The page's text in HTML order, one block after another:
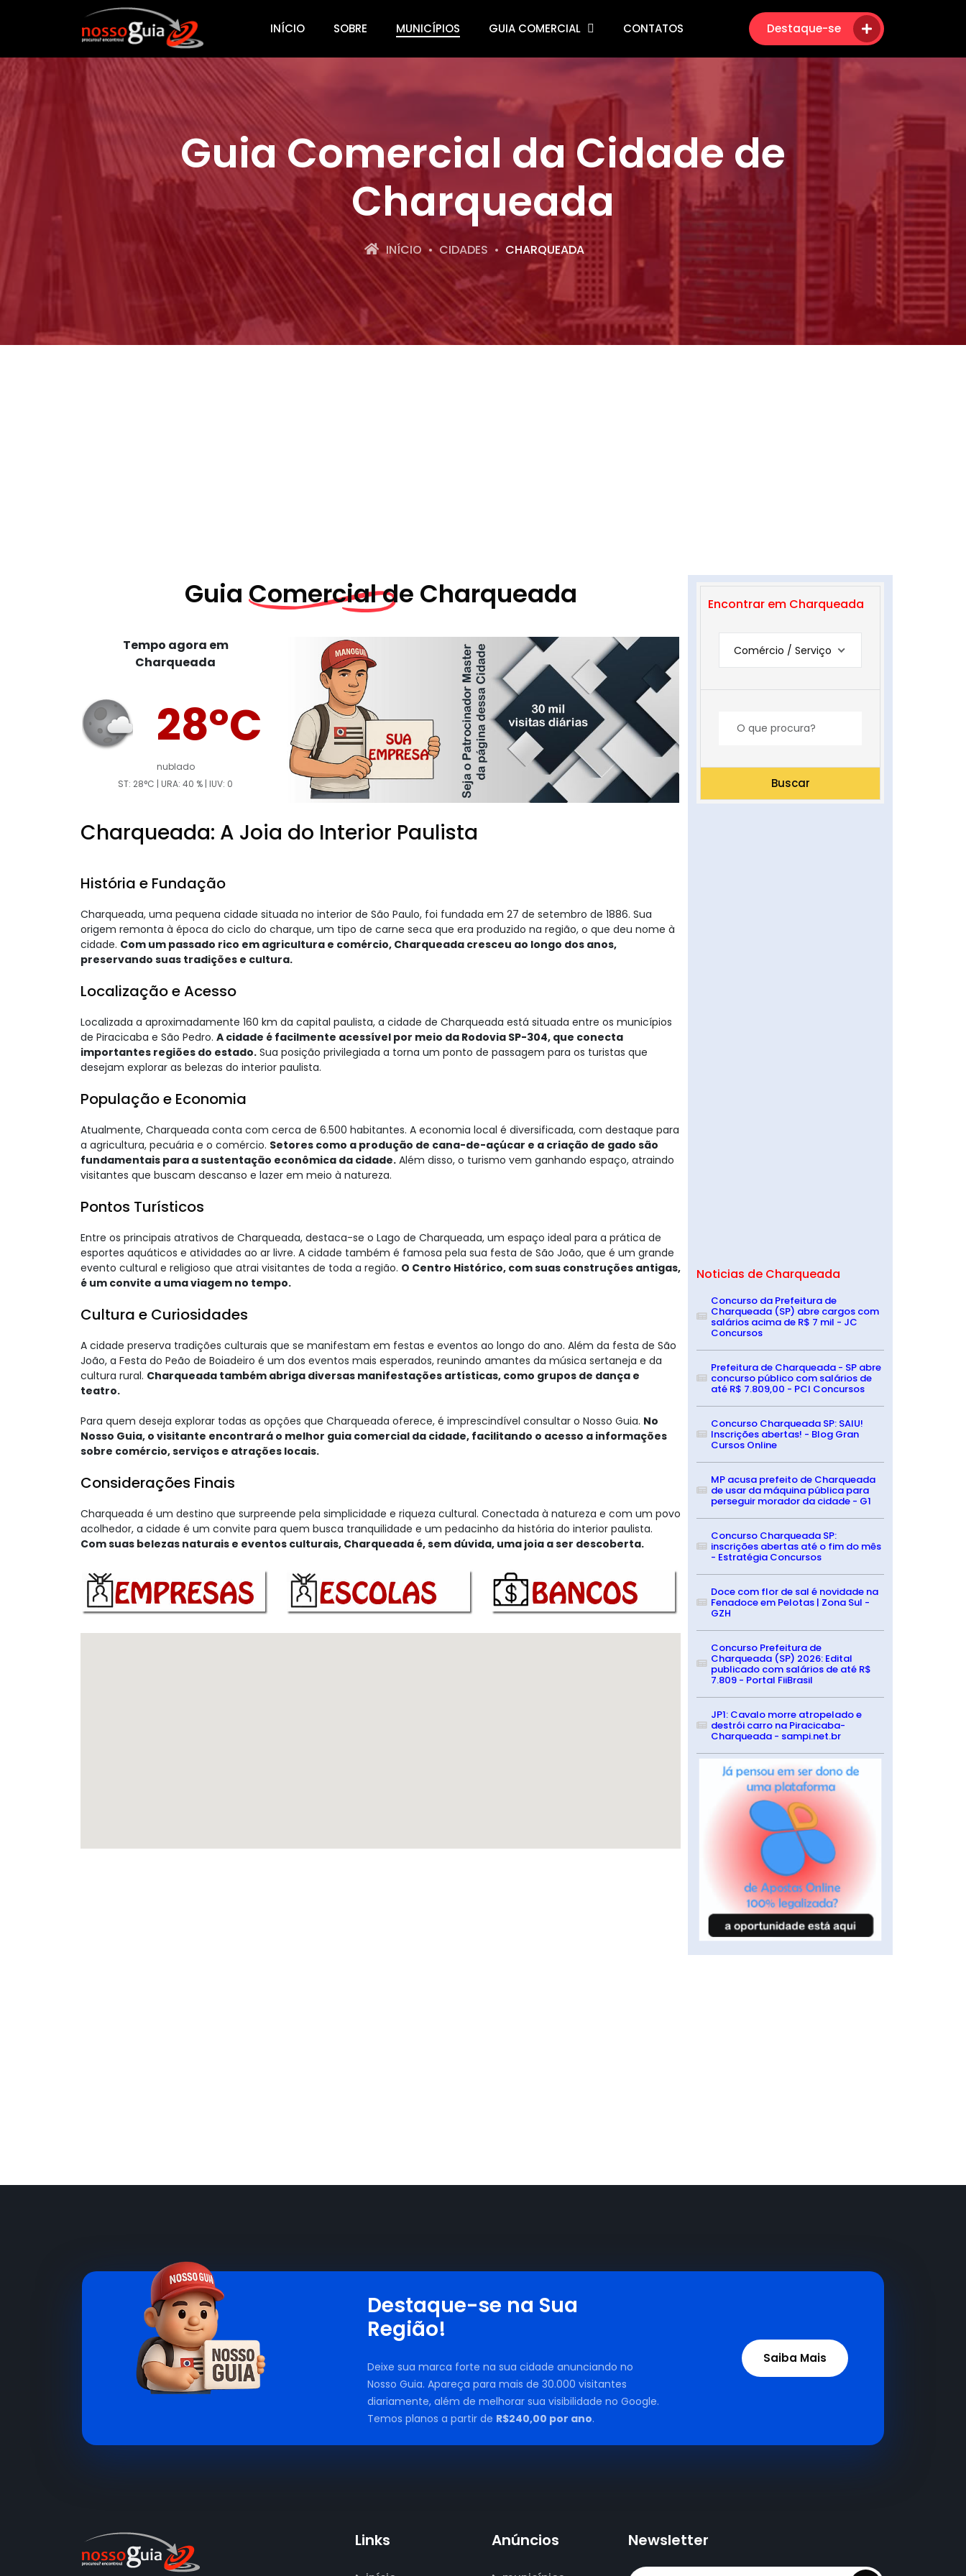
INÍCIO SOBRE MUNICÍPIOS GUIA COMERCIAL CONTATOS Destaque-se
Guia Comercial da Cidade de
Charqueada
INÍCIO CIDADES CHARQUEADA
Guia Comercial de Charqueada
Tempo agora em
Charqueada
28°C
nublado
ST: 28°C | URA: 40 % | IUV: 0
Charqueada: A Joia do Interior Paulista
História e Fundação
Charqueada, uma pequena cidade situada no interior de São Paulo, foi fundada em 27 de setembro de 1886. Sua
origem remonta à época do ciclo do charque, um tipo de carne seca que era produzido na região, o que deu nome à
cidade. Com um passado rico em agricultura e comércio, Charqueada cresceu ao longo dos anos,
preservando suas tradições e cultura.
Localização e Acesso
Localizada a aproximadamente 160 km da capital paulista, a cidade de Charqueada está situada entre os municípios
de Piracicaba e São Pedro. A cidade é facilmente acessível por meio da Rodovia SP-304, que conecta
importantes regiões do estado. Sua posição privilegiada a torna um ponto de passagem para os turistas que
desejam explorar as belezas do interior paulista.
População e Economia
Atualmente, Charqueada conta com cerca de 6.500 habitantes. A economia local é diversificada, com destaque para
a agricultura, pecuária e o comércio. Setores como a produção de cana-de-açúcar e a criação de gado são
fundamentais para a sustentação econômica da cidade. Além disso, o turismo vem ganhando espaço, atraindo
visitantes que buscam descanso e lazer em meio à natureza.
Pontos Turísticos
Entre os principais atrativos de Charqueada, destaca-se o Lago de Charqueada, um espaço ideal para a prática de
esportes aquáticos e atividades ao ar livre. A cidade também é famosa pela sua festa de São João, que é um grande
evento cultural e religioso que atrai visitantes de toda a região. O Centro Histórico, com suas construções antigas,
é um convite a uma viagem no tempo.
Cultura e Curiosidades
A cidade preserva tradições culturais que se manifestam em festas e eventos ao longo do ano. Além da festa de São
João, a Festa do Peão de Boiadeiro é um dos eventos mais esperados, reunindo amantes da música sertaneja e da
cultura rural. Charqueada também abriga diversas manifestações artísticas, como grupos de dança e
teatro.
Para quem deseja explorar todas as opções que Charqueada oferece, é imprescindível consultar o Nosso Guia. No
Nosso Guia, o visitante encontrará o melhor guia comercial da cidade, facilitando o acesso a informações
sobre comércio, serviços e atrações locais.
Considerações Finais
Charqueada é um destino que surpreende pela simplicidade e riqueza cultural. Conectada à natureza e com um povo
acolhedor, a cidade é um convite para quem busca tranquilidade e um pedacinho da história do interior paulista.
Com suas belezas naturais e eventos culturais, Charqueada é, sem dúvida, uma joia a ser descoberta.
Encontrar em Charqueada
Comércio / Serviço
Buscar
Noticias de Charqueada
Concurso da Prefeitura de
Charqueada (SP) abre cargos com
salários acima de R$ 7 mil - JC
Concursos
Prefeitura de Charqueada - SP abre
concurso público com salários de
até R$ 7.809,00 - PCI Concursos
Concurso Charqueada SP: SAIU!
Inscrições abertas! - Blog Gran
Cursos Online
MP acusa prefeito de Charqueada
de usar da máquina pública para
perseguir morador da cidade - G1
Concurso Charqueada SP:
inscrições abertas até o fim do mês
- Estratégia Concursos
Doce com flor de sal é novidade na
Fenadoce em Pelotas | Zona Sul -
GZH
Concurso Prefeitura de
Charqueada (SP) 2026: Edital
publicado com salários de até R$
7.809 - Portal FiiBrasil
JP1: Cavalo morre atropelado e
destrói carro na Piracicaba-
Charqueada - sampi.net.br
Destaque-se na Sua
Região!
Deixe sua marca forte na sua cidade anunciando no
Nosso Guia. Apareça para mais de 30.000 visitantes
diariamente, além de melhorar sua visibilidade no Google.
Temos planos a partir de R$240,00 por ano.
Saiba Mais
Links Anúncios Newsletter